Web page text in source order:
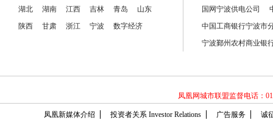
湖北
湖南 江西 吉林 青岛
山东
陕西
甘肃 浙江 宁波 数字经济
厦门
浙江 宁波 天津 江西
安徽
河南
黑龙江 甘肃
中韩交流
国网宁波供电公司
中国工商银行宁波市
宁波鄞州农村商业银
凤凰网城市联盟监督电话：
凤凰新媒体介绍 投资者关系 Investor Relations 广告服务
诚